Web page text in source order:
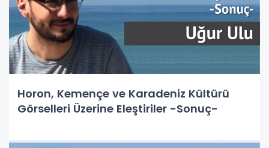
Horon, Kemençe ve Karadeniz Kültürü
Görselleri Üzerine Eleştiriler -Sonuç-